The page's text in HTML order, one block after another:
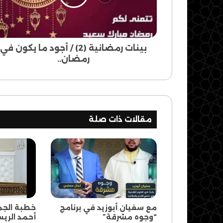
يكون
رمضان..
بينات رمضانية (2) / أجود ما يكون في
رمضان..
مقالات ذات صلة
مع سفيان أبوزيد في برنامج
“وجوه مشرقة”
خطبة